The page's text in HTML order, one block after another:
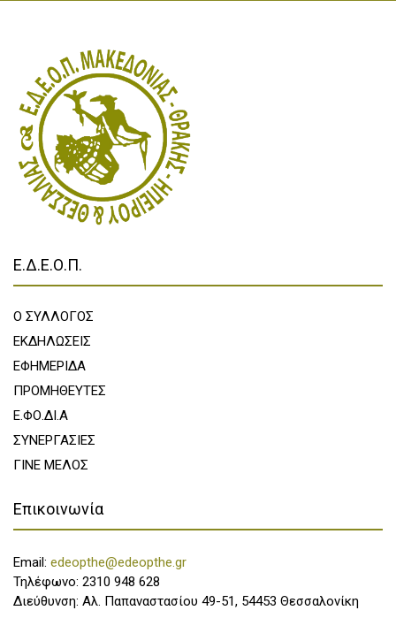
Ε.Δ.Ε.Ο.Π.
Ο ΣΥΛΛΟΓΟΣ
ΕΚΔΗΛΩΣΕΙΣ
ΕΦΗΜΕΡΙΔΑ
ΠΡΟΜΗΘΕΥΤΕΣ
Ε.ΦΟ.ΔΙ.Α
ΣΥΝΕΡΓΑΣΙΕΣ
ΓΙΝΕ ΜΕΛΟΣ
Επικοινωνία
Email: edeopthe@edeopthe.gr
Τηλέφωνο: 2310 948 628
Διεύθυνση: Αλ. Παπαναστασίου 49-51, 54453 Θεσσαλονίκη